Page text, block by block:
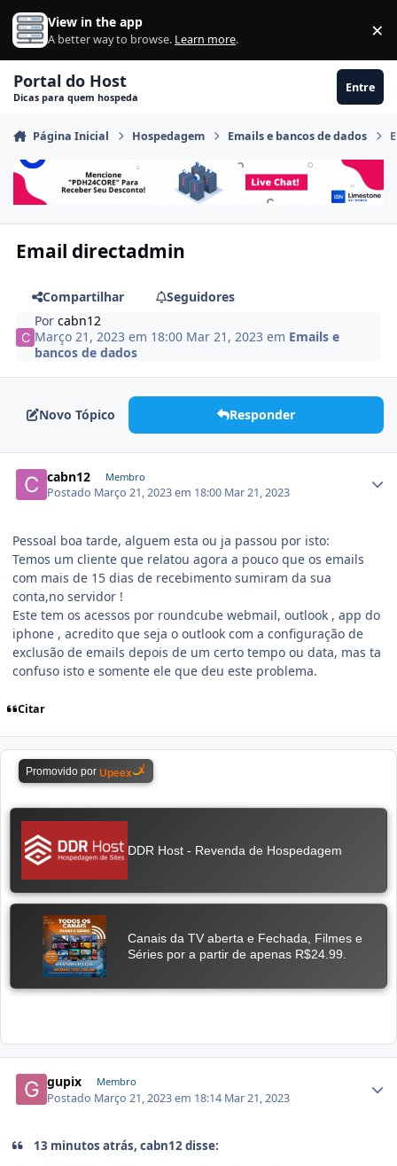
Ir para conteúdo
View in the app
A better way to browse. Learn more. ×
Portal do Host
Dicas para quem hospeda
Entre
Página Inicial Hospedagem Emails e bancos de dados
Email directadmin
Compartilhar
Seguidores
Porcabn12
Março 21, 2023 em 18:00 Mar 21, 2023 em Emails e
bancos de dados
Novo Tópico Responder
cabn12 Membro
Postado Março 21, 2023 em 18:00 Mar 21, 2023
Pessoal boa tarde, alguem esta ou ja passou por isto:
Temos um cliente que relatou agora a pouco que os emails
com mais de 15 dias de recebimento sumiram da sua
conta,no servidor !
Este tem os acessos por roundcube webmail, outlook , app do
iphone , acredito que seja o outlook com a configuração de
exclusão de emails depois de um certo tempo ou data, mas ta
confuso isto e somente ele que deu este problema.
Citar
gupix Membro
Postado Março 21, 2023 em 18:14 Mar 21, 2023
13 minutos atrás, cabn12 disse: